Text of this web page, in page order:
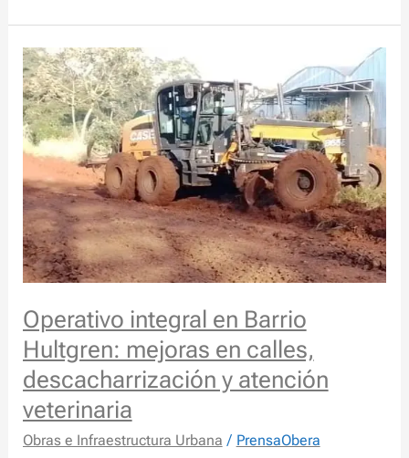
Operativo integral en Barrio
Hultgren: mejoras en calles,
descacharrización y atención
veterinaria
Obras e Infraestructura Urbana / PrensaObera
Operativo
integral
en
Barrio
Hultgren:
en
calles,
descacharrización
y
atención
veterinaria